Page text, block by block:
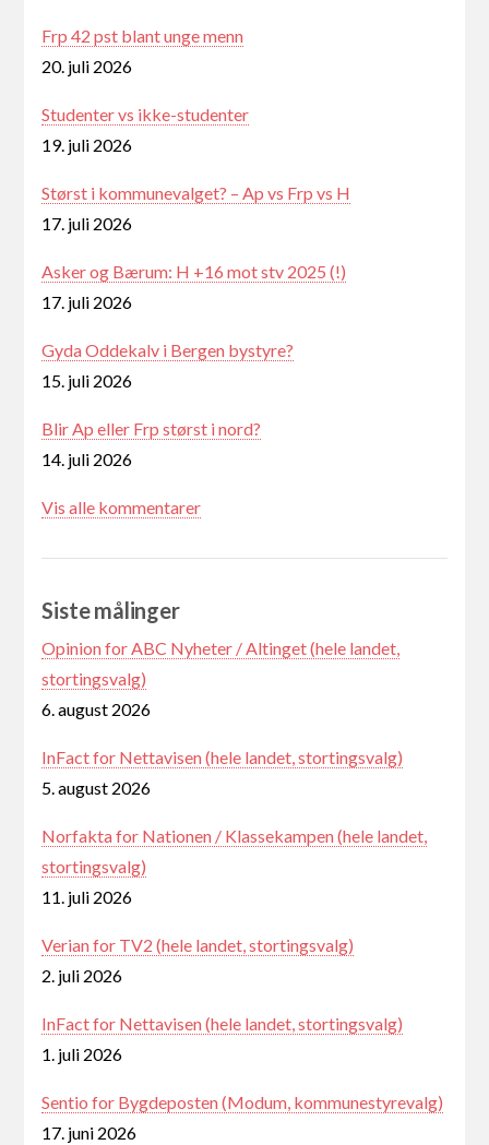
Frp 42 pst blant unge menn
20. juli 2026
Studenter vs ikke-studenter
19. juli 2026
Størst i kommunevalget? – Ap vs Frp vs H
17. juli 2026
Asker og Bærum: H +16 mot stv 2025 (!)
17. juli 2026
Gyda Oddekalv i Bergen bystyre?
15. juli 2026
Blir Ap eller Frp størst i nord?
14. juli 2026
Vis alle kommentarer
Siste målinger
Opinion for ABC Nyheter / Altinget (hele landet,
stortingsvalg)
6. august 2026
InFact for Nettavisen (hele landet, stortingsvalg)
5. august 2026
Norfakta for Nationen / Klassekampen (hele landet,
stortingsvalg)
11. juli 2026
Verian for TV2 (hele landet, stortingsvalg)
2. juli 2026
InFact for Nettavisen (hele landet, stortingsvalg)
1. juli 2026
Sentio for Bygdeposten (Modum, kommunestyrevalg)
17. juni 2026